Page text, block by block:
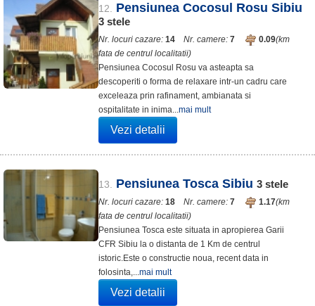
12. Pensiunea Cocosul Rosu Sibiu
3 stele
Nr. locuri cazare: 14 Nr. camere: 7 0.09(km
fata de centrul localitatii)
Pensiunea Cocosul Rosu va asteapta sa
descoperiti o forma de relaxare intr-un cadru care
exceleaza prin rafinament, ambianata si
ospitalitate in inima...mai mult
Vezi detalii
13. Pensiunea Tosca Sibiu 3 stele
Nr. locuri cazare: 18 Nr. camere: 7 1.17(km
fata de centrul localitatii)
Pensiunea Tosca este situata in apropierea Garii
CFR Sibiu la o distanta de 1 Km de centrul
istoric.Este o constructie noua, recent data in
folosinta,...mai mult
Vezi detalii